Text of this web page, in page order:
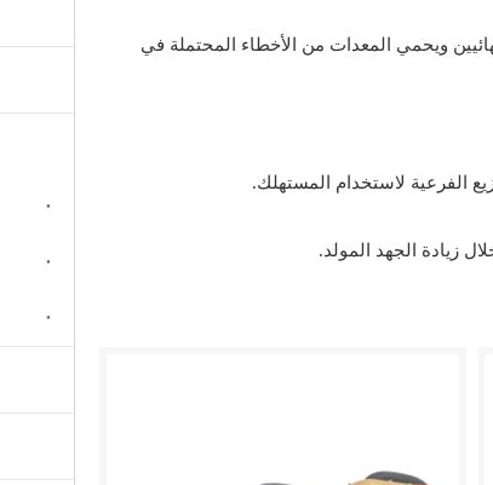
ويحمي المعدات من الأخطاء المحتملة في
الفرعية لاستخدام المستهلك.
زيادة الجهد المولد.